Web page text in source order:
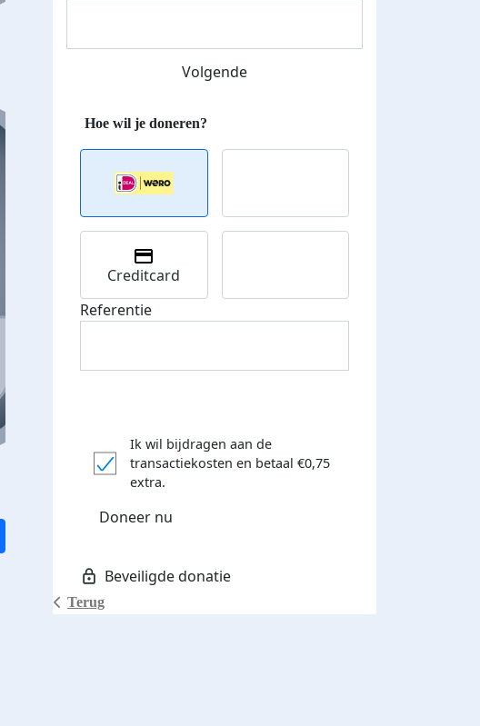
Donateurs bedankt
Volgende
Terug
Creditcard
Referentie
Ik wil bijdragen aan de
transactiekosten en betaal €0,75
extra.
Doneer nu